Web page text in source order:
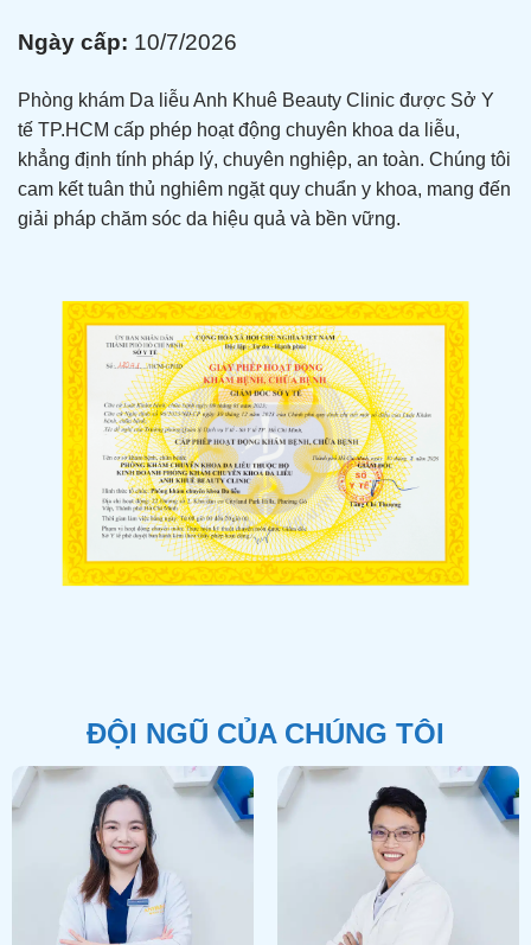
Ngày cấp: 10/7/2026
Phòng khám Da liễu Anh Khuê Beauty Clinic được Sở Y
tế TP.HCM cấp phép hoạt động chuyên khoa da liễu,
khẳng định tính pháp lý, chuyên nghiệp, an toàn. Chúng tôi
cam kết tuân thủ nghiêm ngặt quy chuẩn y khoa, mang đến
giải pháp chăm sóc da hiệu quả và bền vững.
ĐỘI NGŨ CỦA CHÚNG TÔI